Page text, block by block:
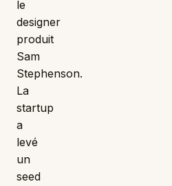
le
designer
produit
Sam
Stephenson.
La
startup
a
levé
un
seed